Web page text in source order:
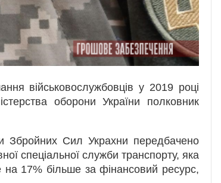
військовослужбовців у 2019 році
оборони України полковник
Збройних Сил Украхни передбачено
спеціальної служби транспорту, яка
17% більше за фінансовий ресурс,